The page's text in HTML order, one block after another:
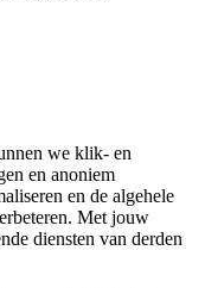
we klik- en
en anoniem
en de algehele
Met jouw
diensten van derden